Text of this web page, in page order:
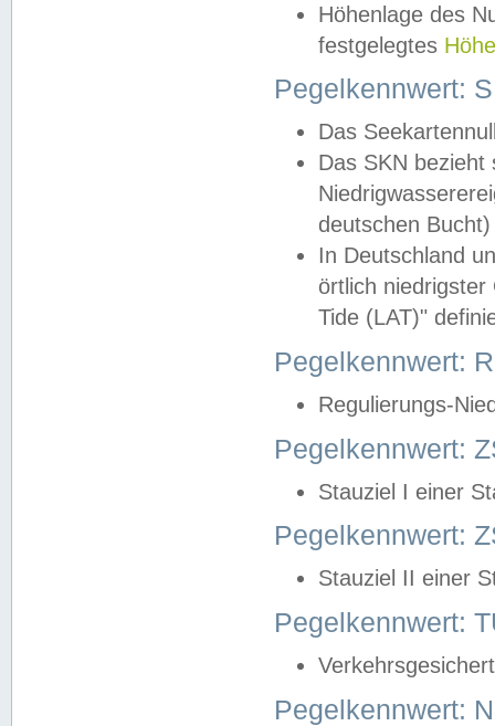
Höhenlage des
festgelegtes
Pegelkennwert:
Das
Das SKN
deutschen
In Deutschland
örtlich
Tide (LAT)"
Pegelkennwert:
Regulierungs-
Pegelkennwert:
Stauziel I einer
Pegelkennwert:
Stauziel II einer
Pegelkennwert:
Pegelkennwert: